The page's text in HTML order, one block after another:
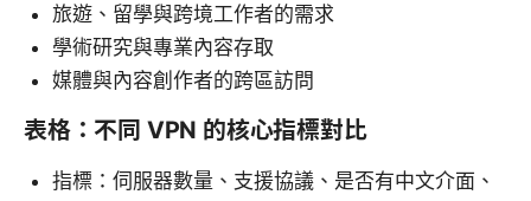
旅遊、留學與跨境工作者的需求
學術研究與專業內容存取
媒體與內容創作者的跨區訪問
表格：不同 VPN 的核心指標對比
指標：伺服器數量、支援協議、是否有中文介面、